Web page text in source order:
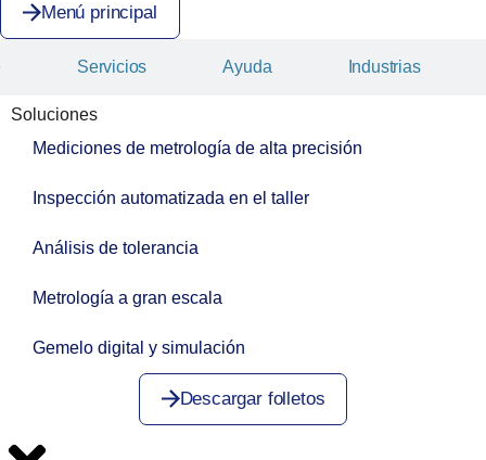
Menú principal
Servicios Ayuda Industrias
Soluciones
Mediciones de metrología de alta precisión
Inspección automatizada en el taller
Análisis de tolerancia
Metrología a gran escala
Gemelo digital y simulación
Descargar folletos